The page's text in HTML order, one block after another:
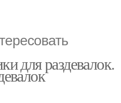
для раздевалок.